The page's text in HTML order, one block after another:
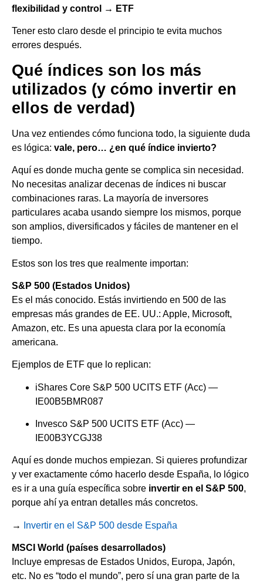
flexibilidad y control → ETF
Tener esto claro desde el principio te evita muchos
errores después.
Qué índices son los más
utilizados (y cómo invertir en
ellos de verdad)
Una vez entiendes cómo funciona todo, la siguiente duda
es lógica: vale, pero… ¿en qué índice invierto?
Aquí es donde mucha gente se complica sin necesidad.
No necesitas analizar decenas de índices ni buscar
combinaciones raras. La mayoría de inversores
particulares acaba usando siempre los mismos, porque
son amplios, diversificados y fáciles de mantener en el
tiempo.
Estos son los tres que realmente importan:
S&P 500 (Estados Unidos)
Es el más conocido. Estás invirtiendo en 500 de las
empresas más grandes de EE. UU.: Apple, Microsoft,
Amazon, etc. Es una apuesta clara por la economía
americana.
Ejemplos de ETF que lo replican:
iShares Core S&P 500 UCITS ETF (Acc) —
IE00B5BMR087
Invesco S&P 500 UCITS ETF (Acc) —
IE00B3YCGJ38
Aquí es donde muchos empiezan. Si quieres profundizar
y ver exactamente cómo hacerlo desde España, lo lógico
es ir a una guía específica sobre invertir en el S&P 500,
porque ahí ya entran detalles más concretos.
→ Invertir en el S&P 500 desde España
MSCI World (países desarrollados)
Incluye empresas de Estados Unidos, Europa, Japón,
etc. No es “todo el mundo”, pero sí una gran parte de la